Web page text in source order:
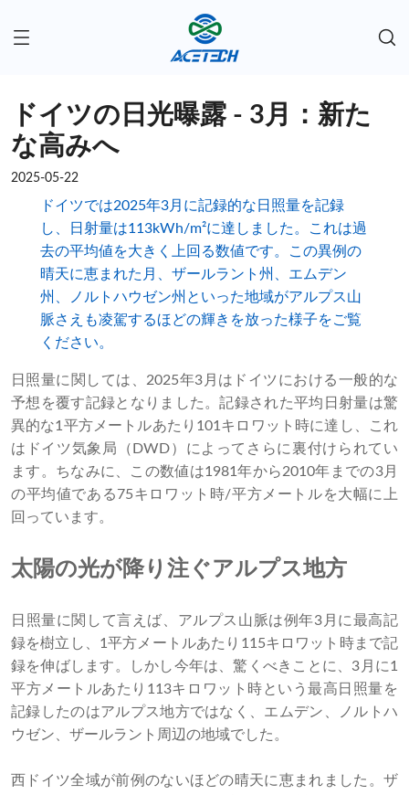
ドイツの日光曝露 - 3月：新た
な高みへ
2025-05-22
ドイツでは2025年3月に記録的な日照量を記録
し、日射量は113kWh/m²に達しました。これは過
去の平均値を大きく上回る数値です。この異例の
晴天に恵まれた月、ザールラント州、エムデン
州、ノルトハウゼン州といった地域がアルプス山
脈さえも凌駕するほどの輝きを放った様子をご覧
ください。
日照量に関しては、2025年3月はドイツにおける一般的な
予想を覆す記録となりました。記録された平均日射量は驚
異的な1平方メートルあたり101キロワット時に達し、これ
はドイツ気象局（DWD）によってさらに裏付けられてい
ます。ちなみに、この数値は1981年から2010年までの3月
の平均値である75キロワット時/平方メートルを大幅に上
回っています。
太陽の光が降り注ぐアルプス地方
日照量に関して言えば、アルプス山脈は例年3月に最高記
録を樹立し、1平方メートルあたり115キロワット時まで記
録を伸ばします。しかし今年は、驚くべきことに、3月に1
平方メートルあたり113キロワット時という最高日照量を
記録したのはアルプス地方ではなく、エムデン、ノルトハ
ウゼン、ザールラント周辺の地域でした。
西ドイツ全域が前例のないほどの晴天に恵まれました。ザ